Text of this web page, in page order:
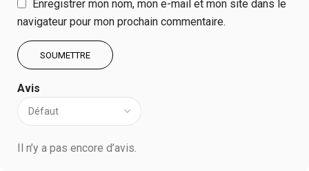
Avis
Il n’y a pas encore d’avis.
Enregistrer mon nom, mon e-mail et mon site dans le
navigateur pour mon prochain commentaire.